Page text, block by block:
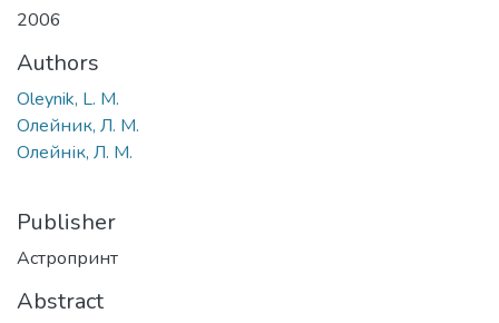
2006
Authors
Oleynik, L. M.
Олейник, Л. М.
Олейнік, Л. М.
Publisher
Астропринт
Abstract